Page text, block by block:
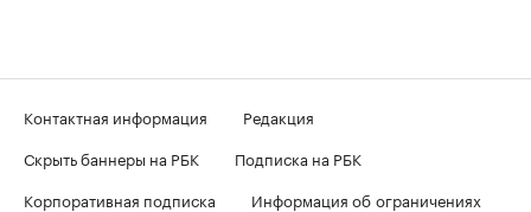
Контактная информация
Редакция
Скрыть баннеры на РБК
Подписка на РБК
Корпоративная подписка
Информация об ограничениях